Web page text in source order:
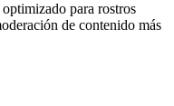
para rostros
de contenido más